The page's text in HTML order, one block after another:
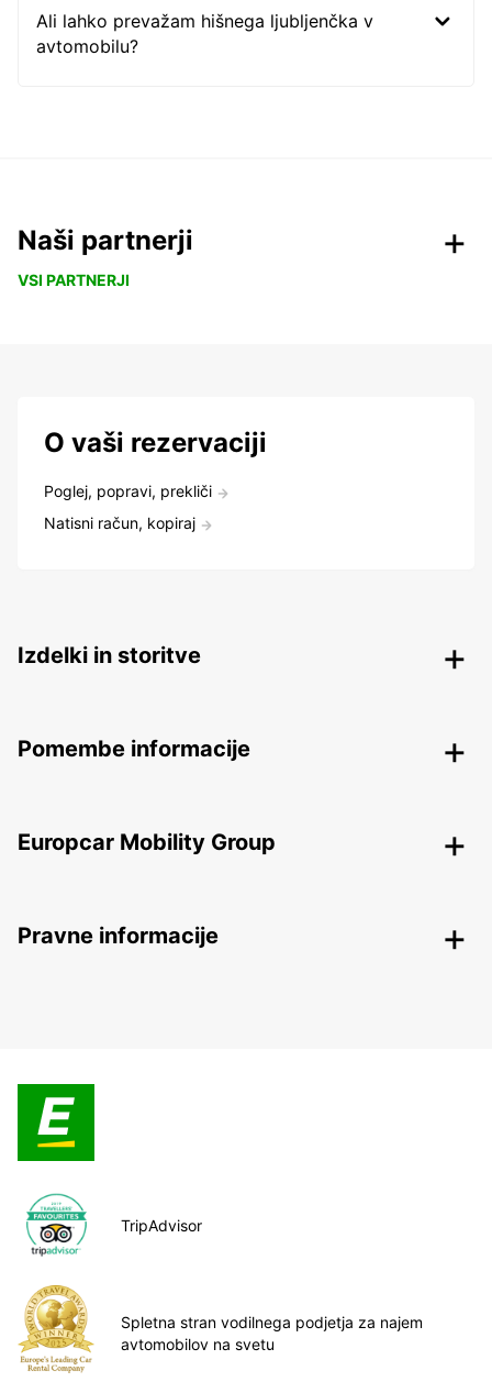
Ali lahko prevažam hišnega ljubljenčka v
avtomobilu?
Naši partnerji
VSI PARTNERJI
O vaši rezervaciji
Poglej, popravi, prekliči
Natisni račun, kopiraj
Izdelki in storitve
Pomembe informacije
Europcar Mobility Group
Pravne informacije
TripAdvisor
Spletna stran vodilnega podjetja za najem
avtomobilov na svetu